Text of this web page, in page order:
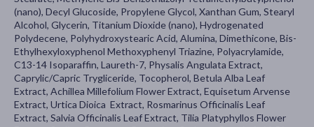
(nano), Decyl Glucoside, Propylene Glycol, Xanthan Gum, Stearyl
Alcohol, Glycerin, Titanium Dioxide (nano), Hydrogenated
Polydecene, Polyhydroxystearic Acid, Alumina, Dimethicone, Bis-
Ethylhexyloxyphenol Methoxyphenyl Triazine, Polyacrylamide,
C13-14 Isoparaffin, Laureth-7, Physalis Angulata Extract,
Caprylic/Capric Trygliceride, Tocopherol, Betula Alba Leaf
Extract, Achillea Millefolium Flower Extract, Equisetum Arvense
Extract, Urtica Dioica Extract, Rosmarinus Officinalis Leaf
Extract, Salvia Officinalis Leaf Extract, Tilia Platyphyllos Flower